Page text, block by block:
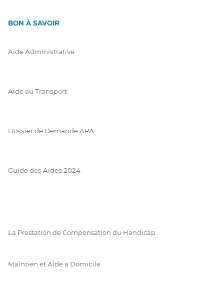
BON À SAVOIR
Aide Administrative
Aide au Transport
Dossier de Demande APA
Guide des Aides 2024
La Prestation de Compensation du Handicap
Maintien et Aide à Domicile